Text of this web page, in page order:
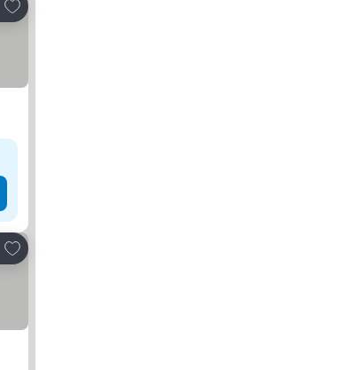
Προσθήκη στα αγαπημένα
Προσθήκη στα αγαπημένα